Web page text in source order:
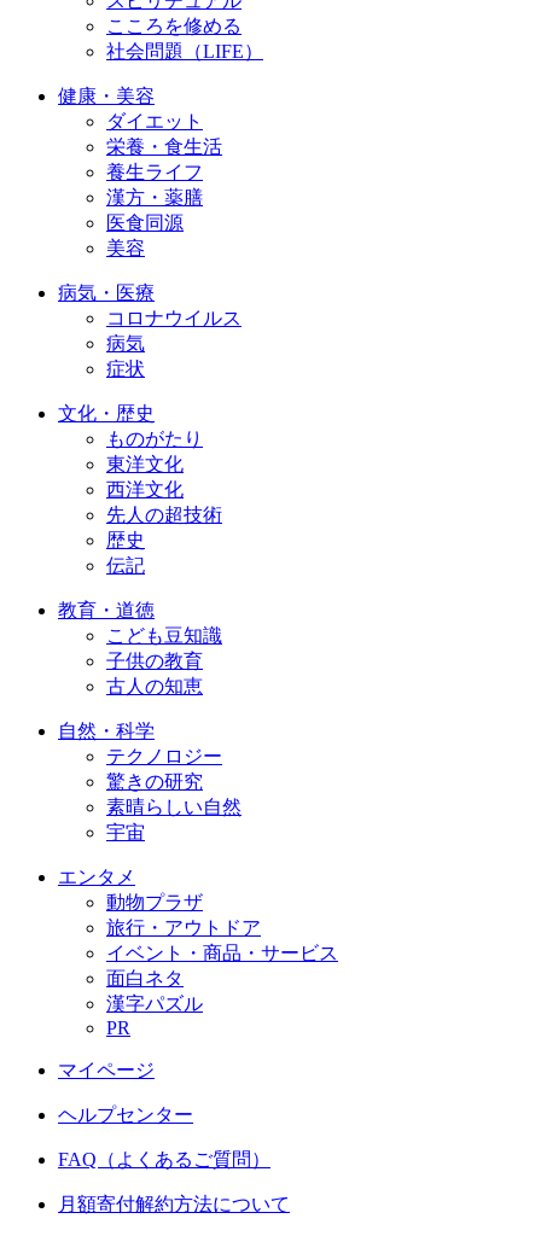
こころを修める
社会問題（LIFE）
健康・美容
ダイエット
栄養・食生活
養生ライフ
漢方・薬膳
医食同源
美容
病気・医療
コロナウイルス
病気
症状
文化・歴史
ものがたり
東洋文化
西洋文化
先人の超技術
歴史
伝記
教育・道徳
こども豆知識
子供の教育
古人の知恵
自然・科学
テクノロジー
驚きの研究
素晴らしい自然
宇宙
エンタメ
動物プラザ
旅行・アウトドア
イベント・商品・サービス
面白ネタ
漢字パズル
PR
マイページ
ヘルプセンター
FAQ（よくあるご質問）
月額寄付解約方法について